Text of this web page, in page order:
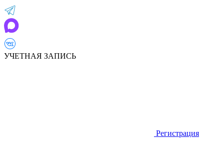
УЧЕТНАЯ ЗАПИСЬ
Регистрация